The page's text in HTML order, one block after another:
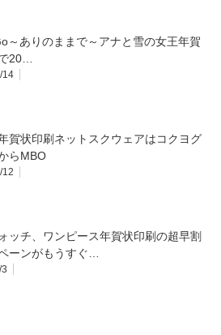
～ありのままで～アナと雪の女王年賀
20…
14
賀状印刷ネットスクウェアはコクヨグ
らMBO
12
ッチ、ワンピース年賀状印刷の超早割
ーンがもうすぐ…